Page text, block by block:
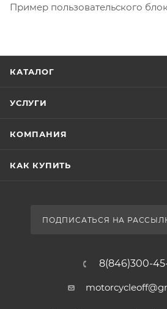
для использования в летний
Регулировка ремешка на
Трёхслойный поролон с
100% защита от ультрафиолета.
Пример пользовательского
КАТАЛОГ
УСЛУГИ
КОМПАНИЯ
КАК КУПИТЬ
ПОДПИСАТЬСЯ НА
8(846)300-